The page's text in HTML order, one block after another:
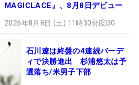
MAGICLACE』、8月8日デビュー
2026年8月8日 (土) 11時30分 30
石川遼は終盤の4連続バーデ
ィで決勝進出 杉浦悠太は予
選落ち/米男子下部